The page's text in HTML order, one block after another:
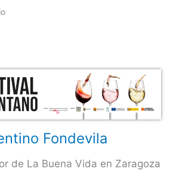
Fondevila
de La Buena Vida en Zaragoza